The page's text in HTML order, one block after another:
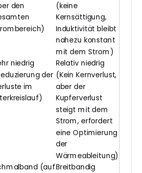
den
(keine
Kernsättigung,
Induktivität bleibt
nahezu konstant
mit dem Strom)
niedrig
der
im
Relativ niedrig
(Kein Kernverlust,
aber der
Kupferverlust
steigt mit dem
Strom, erfordert
eine Optimierung
der
Wärmeableitung)
(aufBreitbandig